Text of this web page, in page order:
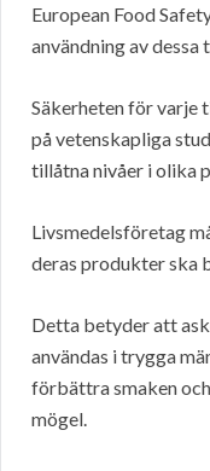
European Food
användning av
Säkerheten för varje
på vetenskapliga
tillåtna nivåer i olika
Livsmedelsföretag
deras produkter ska
Detta betyder att
användas i trygga
förbättra smaken
mögel.